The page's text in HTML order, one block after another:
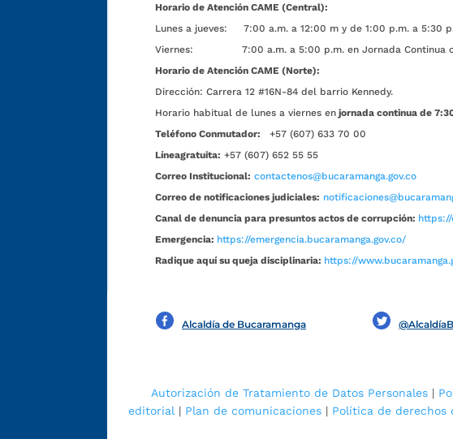
Horario de Atención CAME (Central):
Lunes a jueves: 7:00 a.m. a 12:00 m y de 1:00 p.m. a 5:30
Viernes: 7:00 a.m. a 5:00 p.m. en Jornada Continua
Horario de Atención CAME (Norte):
Dirección: Carrera 12 #16N-84 del barrio Kennedy.
Horario habitual de lunes a viernes en jornada continua de
Teléfono Conmutador:
+57 (607) 633 70 00
Líneagratuita: +57 (607) 652 55 55
Correo Institucional: contactenos@bucaramanga.gov.co
Correo de notificaciones judiciales:
Canal de denuncia para presuntos actos de corrupción: https://
Emergencia: https://emergencia.bucaramanga.gov.co/
Radique aquí su queja disciplinaria: https://
Alcaldía de Bucaramanga
Autorización de Tratamiento de Datos Personales |
editorial | Plan de comunicaciones | Política de derechos